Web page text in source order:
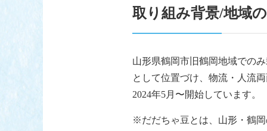
取り組み背景/地域
山形県鶴岡市旧鶴岡地域での
として位置づけ、物流・人流
2024年5月〜開始しています。
※だだちゃ豆とは、山形・鶴